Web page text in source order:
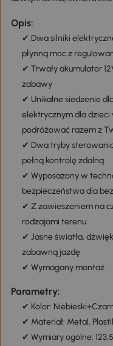
Opis:
✔ Dwa silniki
płynną moc z
✔ Trwały akumulator
zabawy
✔ Unikalne siedzenie
elektrycznym dla dzieci
podróżować razem z
✔ Dwa tryby
pełną kontrolę zdalną
✔ Wyposażony w
bezpieczeństwa dla
✔ Z zawieszeniem na
rodzajami terenu
✔ Jasne światła,
zabawną jazdę
✔ Wymagany montaż
Parametry:
✔ Kolor:
✔ Materiał: Metal,
✔ Wymiary ogólne: